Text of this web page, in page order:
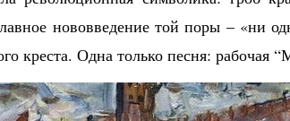
нововведение той поры – «ни
креста. Одна только песня: рабочая